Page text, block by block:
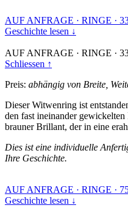
AUF ANFRAGE · RINGE ·
Geschichte lesen ↓
AUF ANFRAGE · RINGE ·
Schliessen ↑
Preis: abhängig von Breite,
Dieser Witwenring ist
den fast ineinander
brauner Brillant, der in eine
Dies ist eine individuelle
Ihre Geschichte.
AUF ANFRAGE · RINGE ·
Geschichte lesen ↓